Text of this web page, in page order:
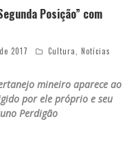
Posição” com
2017 Cultura Notícias
mineiro aparece ao
por ele próprio e seu
Perdigão